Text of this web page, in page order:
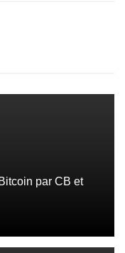
par CB et